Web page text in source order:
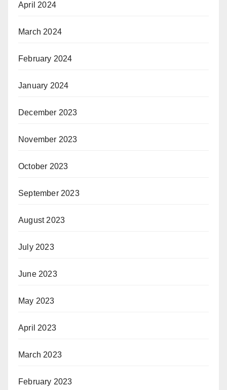
April 2024
March 2024
February 2024
January 2024
December 2023
November 2023
October 2023
September 2023
August 2023
July 2023
June 2023
May 2023
April 2023
March 2023
February 2023